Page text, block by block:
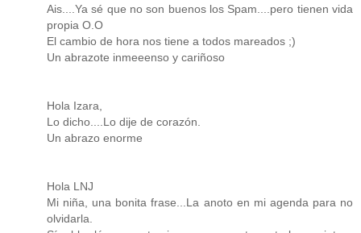
Ais....Ya sé que no son buenos los Spam....pero tienen vida
propia O.O
El cambio de hora nos tiene a todos mareados ;)
Un abrazote inmeeenso y cariñoso
Hola Izara,
Lo dicho....Lo dije de corazón.
Un abrazo enorme
Hola LNJ
Mi niña, una bonita frase...La anoto en mi agenda para no
olvidarla.